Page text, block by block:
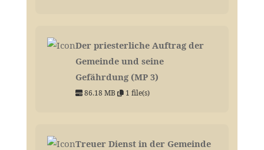
Der priesterliche Auftrag der
Gemeinde und seine
Gefährdung (MP 3)
86.18 MB 1 file(s)
Treuer Dienst in der Gemeinde